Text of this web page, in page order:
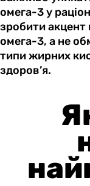
омега-3 у
зробити акцент
омега-3, а не
типи жирних
здоров’я.